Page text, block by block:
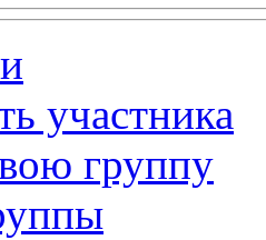
участника
группу